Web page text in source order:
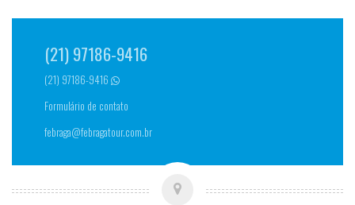
(21) 97186-9416
(21) 97186-9416
Formulário de contato
febraga@febragatour.com.br